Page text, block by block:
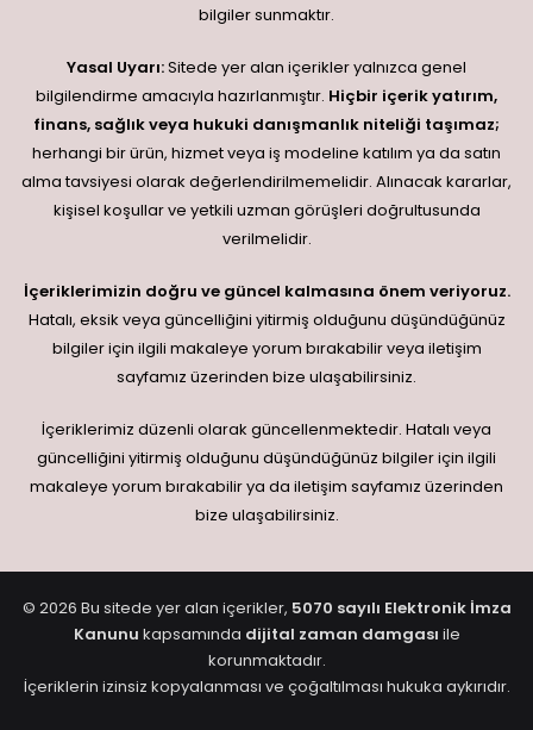
bilgiler sunmaktır.
Yasal Uyarı:Sitede yer alan içerikler yalnızca genel
bilgilendirme amacıyla hazırlanmıştır. Hiçbir içerik yatırım,
finans, sağlık veya hukuki danışmanlık niteliği taşımaz;
herhangi bir ürün, hizmet veya iş modeline katılım ya da satın
alma tavsiyesi olarak değerlendirilmemelidir. Alınacak kararlar,
kişisel koşullar ve yetkili uzman görüşleri doğrultusunda
verilmelidir.
İçeriklerimizin doğru ve güncel kalmasına önem veriyoruz.
Hatalı, eksik veya güncelliğini yitirmiş olduğunu düşündüğünüz
bilgiler için ilgili makaleye yorum bırakabilir veya iletişim
sayfamız üzerinden bize ulaşabilirsiniz.
İçeriklerimiz düzenli olarak güncellenmektedir. Hatalı veya
güncelliğini yitirmiş olduğunu düşündüğünüz bilgiler için ilgili
makaleye yorum bırakabilir ya da iletişim sayfamız üzerinden
bize ulaşabilirsiniz.
© 2026 Bu sitede yer alan içerikler, 5070 sayılı Elektronik İmza
Kanunu kapsamında dijital zaman damgası ile
korunmaktadır.
İçeriklerin izinsiz kopyalanması ve çoğaltılması hukuka aykırıdır.